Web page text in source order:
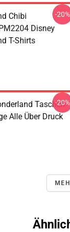
Chibi
Disney
T-Shirts
-20%
Taschen -
Alle Über Druck
-20%